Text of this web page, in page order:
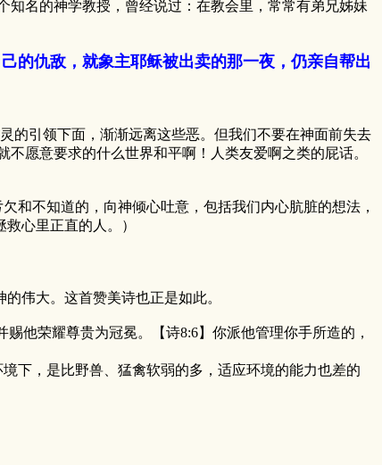
名的神学教授，曾经说过：在教会里，常常有弟兄姊妹
的仇敌，就象主耶稣被出卖的那一夜，仍亲自帮出
引领下面，渐渐远离这些恶。但我们不要在神面前失去
愿意要求的什么世界和平啊！人类友爱啊之类的屁话。
不知道的，向神倾心吐意，包括我们内心肮脏的想法，
心里正直的人。）
伟大。这首赞美诗也正是如此。
荣耀尊贵为冠冕。【诗8:6】你派他管理你手所造的，
，是比野兽、猛禽软弱的多，适应环境的能力也差的